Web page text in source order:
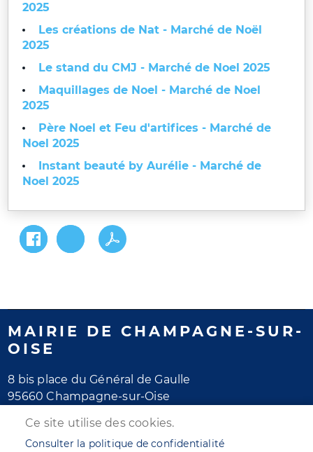
2025
Les créations de Nat - Marché de Noël
2025
Le stand du CMJ - Marché de Noel 2025
Maquillages de Noel - Marché de Noel
2025
Père Noel et Feu d'artifices - Marché de
Noel 2025
Instant beauté by Aurélie - Marché de
Noel 2025
MAIRIE DE CHAMPAGNE-SUR-
OISE
8 bis place du Général de Gaulle
95660 Champagne-sur-Oise
Horaires d'ouverture
Ce site utilise des cookies.
Consulter la politique de confidentialité